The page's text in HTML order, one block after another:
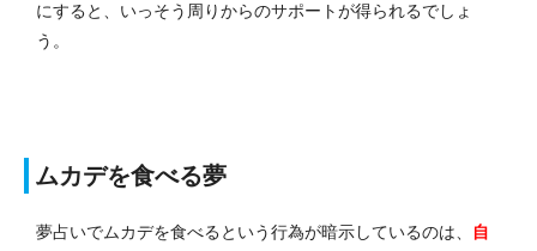
にすると、いっそう周りからのサポートが得られるでしょ
う。
ムカデを食べる夢
夢占いでムカデを食べるという行為が暗示しているのは、
自